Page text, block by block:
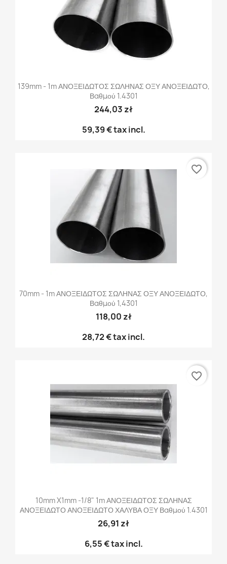
139mm - 1m ΑΝΟΞΕΙΔΩΤΟΣ ΣΩΛΗΝΑΣ ΟΞΥ ΑΝΟΞΕΙΔΩΤΟ,
Βαθμού 1.4301
244,03 zł
59,39 €tax incl.
70mm - 1m ΑΝΟΞΕΙΔΩΤΟΣ ΣΩΛΗΝΑΣ ΟΞΥ ΑΝΟΞΕΙΔΩΤΟ,
Βαθμού 1,4301
118,00 zł
28,72 €tax incl.
favorite_border
10mm X1mm -1/8" 1m ΑΝΟΞΕΙΔΩΤΟΣ ΣΩΛΗΝΑΣ
ΑΝΟΞΕΙΔΩΤΟ ΑΝΟΞΕΙΔΩΤΟ ΧΑΛΥΒΑ ΟΞΥ Βαθμού 1.4301
26,91 zł
6,55 €tax incl.
favorite_border